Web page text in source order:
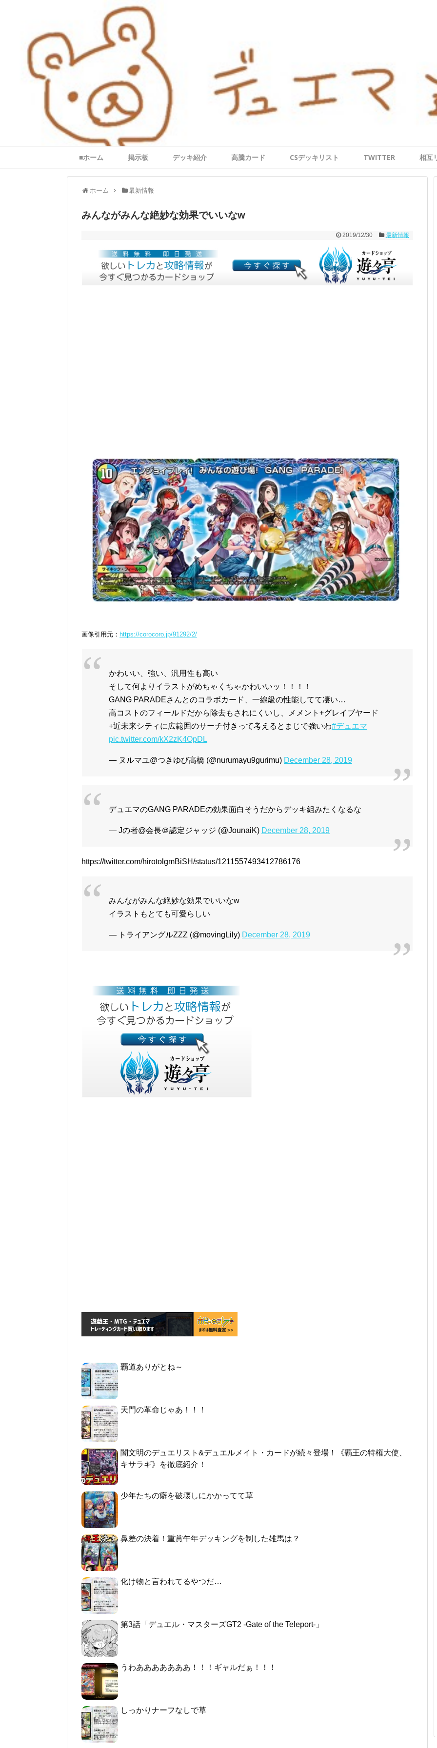
■ホーム 掲示板 デッキ紹介 高騰カード CSデッキリスト TWITTER 相互
ホーム 最新情報
みんながみんな絶妙な効果でいいなw
2019/12/30 最新情報
画像引用元： https://corocoro.jp/91292/2/
かわいい、強い、汎用性も高い
そして何よりイラストがめちゃくちゃかわいいッ！！！！
GANG PARADEさんとのコラボカード、一線級の性能してて凄い…
高コストのフィールドだから除去もされにくいし、メメント+グレイブヤード
+近未来シティに広範囲のサーチ付きって考えるとまじで強いわ#デュエマ
pic.twitter.com/kX2zK4OpDL
— ヌルマユ@つきゆび高橋 (@nurumayu9gurimu) December 28, 2019
デュエマのGANG PARADEの効果面白そうだからデッキ組みたくなるな
— Jの者@会長＠認定ジャッジ (@JounaiK) December 28, 2019
https://twitter.com/hirotolgmBiSH/status/1211557493412786176
みんながみんな絶妙な効果でいいなw
イラストもとても可愛らしい
— トライアングルZZZ (@movingLily) December 28, 2019
覇道ありがとね～
天門の革命じゃあ！！！
闇文明のデュエリスト&デュエルメイト・カードが続々登場！《覇王の特権大使、
キサラギ》を徹底紹介！
少年たちの癖を破壊しにかかってて草
鼻差の決着！重賞午年デッキングを制した雄馬は？
化け物と言われてるやつだ…
第3話「デュエル・マスターズGT2 -Gate of the Teleport-」
うわあああああああ！！！ギャルだぁ！！！
しっかりナーフなしで草